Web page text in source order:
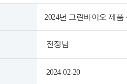
2024년 그린바이오 제
전정남
2024-02-20